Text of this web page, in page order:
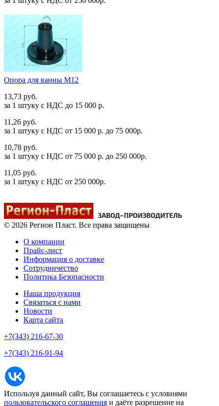
Опора для ванны М12
13,73 руб.
за 1 штуку c НДС до 15 000 р.
11,26 руб.
за 1 штуку c НДС от 15 000 р. до 75 000р.
10,78 руб.
за 1 штуку c НДС от 75 000 р. до 250 000р.
11,05 руб.
за 1 штуку c НДС от 250 000р.
© 2026 Регион Пласт. Все права защищены
О компании
Прайс-лист
Информация о доставке
Сотрудничество
Политика Безопасности
Наша продукция
Связаться с нами
Новости
Карта сайта
+7(343) 216-67-30
+7(343) 216-91-94
Используя данный сайт, Вы соглашаетесь с условиями
пользовательского соглашения и даёте разрешение на